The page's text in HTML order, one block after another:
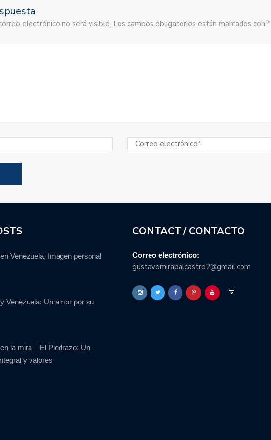
electrónico no será visible. Los campos obligatorios están marcados con *
Venezuela, Imagen personal
Venezuela: Un amor por su
la mira – El Piedrazo: Un
y valores
CONTACT / CONTACTO
Correo electrónico:
gustavomirabalcastro2@gmail.com